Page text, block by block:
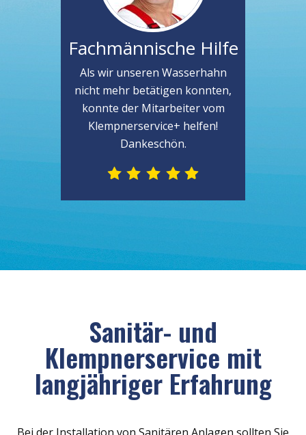
Fachmännische Hilfe
Als wir unseren Wasserhahn
nicht mehr betätigen konnten,
konnte der Mitarbeiter vom
Klempnerservice+ helfen!
Dankeschön.
Sanitär- und
Klempnerservice mit
langjähriger Erfahrung